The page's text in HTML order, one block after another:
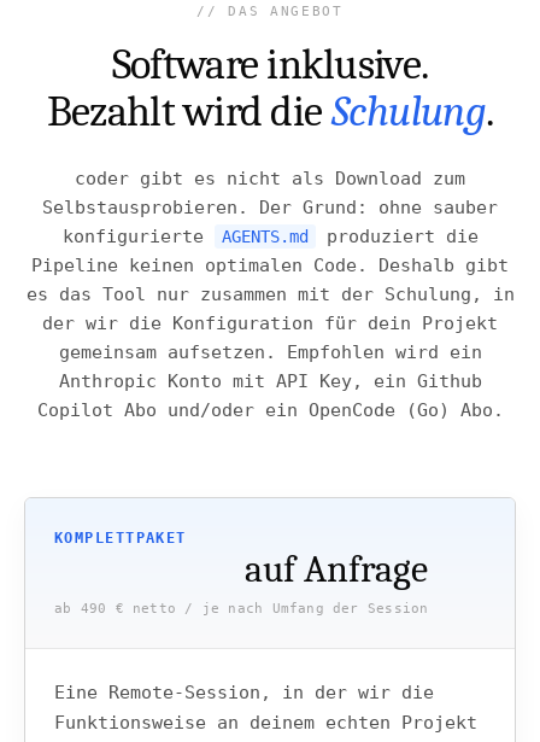
DAS ANGEBOT
Software inklusive.
Bezahlt wird dieSchulung.
coder gibt es nicht als Download zum
Selbstausprobieren. Der Grund: ohne sauber
konfigurierte
AGENTS.md
produziert die
Pipeline keinen optimalen Code. Deshalb gibt
es das Tool nur zusammen mit der Schulung, in
der wir die Konfiguration für dein Projekt
gemeinsam aufsetzen. Empfohlen wird ein
Anthropic Konto mit API Key, ein Github
Copilot Abo und/oder ein OpenCode (Go) Abo.
KOMPLETTPAKET
auf Anfrage
ab 490 € netto / je nach Umfang der Session
Eine Remote-Session, in der wir die
Funktionsweise an deinem echten Projekt